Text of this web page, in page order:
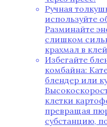
Ручная
используйте
Разминайте
слишком
крахмал в
Избегайте
комбайна:
блендер или
клетки
превращая
субстанцию‚